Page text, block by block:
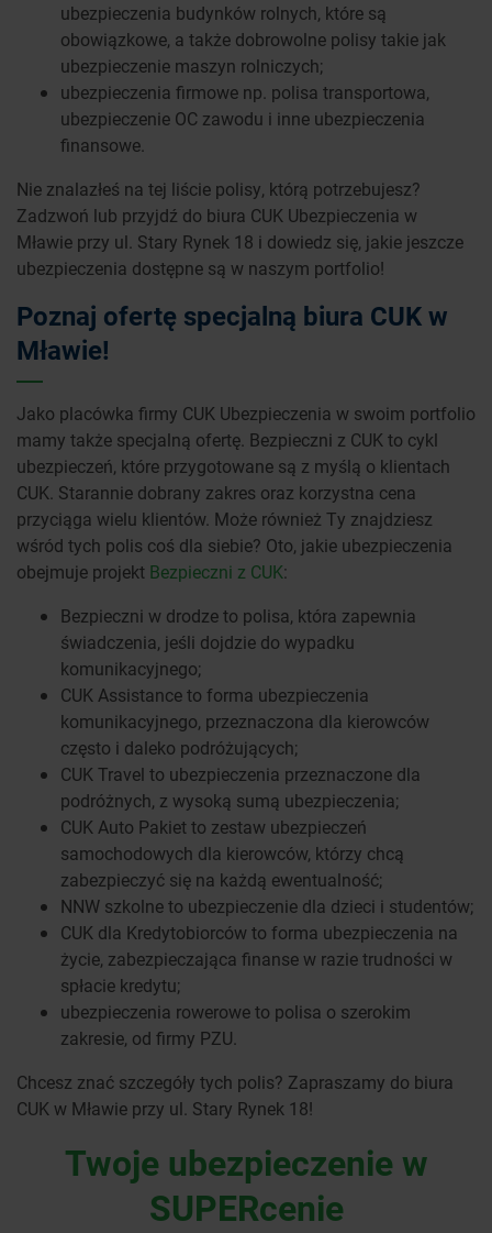
ubezpieczenia budynków rolnych, które są
obowiązkowe, a także dobrowolne polisy takie jak
ubezpieczenie maszyn rolniczych;
ubezpieczenia firmowe np. polisa transportowa,
ubezpieczenie OC zawodu i inne ubezpieczenia
finansowe.
Nie znalazłeś na tej liście polisy, którą potrzebujesz?
Zadzwoń lub przyjdź do biura CUK Ubezpieczenia w
Mławie przy ul. Stary Rynek 18 i dowiedz się, jakie jeszcze
ubezpieczenia dostępne są w naszym portfolio!
Poznaj ofertę specjalną biura CUK w
Mławie!
Jako placówka firmy CUK Ubezpieczenia w swoim portfolio
mamy także specjalną ofertę. Bezpieczni z CUK to cykl
ubezpieczeń, które przygotowane są z myślą o klientach
CUK. Starannie dobrany zakres oraz korzystna cena
przyciąga wielu klientów. Może również Ty znajdziesz
wśród tych polis coś dla siebie? Oto, jakie ubezpieczenia
obejmuje projekt Bezpieczni z CUK:
Bezpieczni w drodze to polisa, która zapewnia
świadczenia, jeśli dojdzie do wypadku
komunikacyjnego;
CUK Assistance to forma ubezpieczenia
komunikacyjnego, przeznaczona dla kierowców
często i daleko podróżujących;
CUK Travel to ubezpieczenia przeznaczone dla
podróżnych, z wysoką sumą ubezpieczenia;
CUK Auto Pakiet to zestaw ubezpieczeń
samochodowych dla kierowców, którzy chcą
zabezpieczyć się na każdą ewentualność;
NNW szkolne to ubezpieczenie dla dzieci i studentów;
CUK dla Kredytobiorców to forma ubezpieczenia na
życie, zabezpieczająca finanse w razie trudności w
spłacie kredytu;
ubezpieczenia rowerowe to polisa o szerokim
zakresie, od firmy PZU.
Chcesz znać szczegóły tych polis? Zapraszamy do biura
CUK w Mławie przy ul. Stary Rynek 18!
Twoje ubezpieczenie w
SUPERcenie